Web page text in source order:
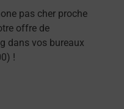
pas cher proche
offre de
dans vos bureaux
!